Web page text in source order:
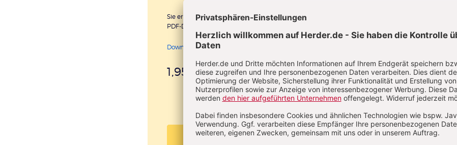
Sie erhalten diesen Artikel als
PDF-Datei.
Download sofort verfügbar
1,95 €inkl. MwSt
PDF bestellen
danach76,40 € für 10 Ausgaben pro Jahr +
Digitalzugang
inkl. MwSt., zzgl. 13,50 € Versand (D)
IM ABO IM DIGITAL-ABO